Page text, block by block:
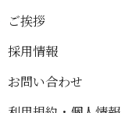
ご挨拶
採用情報
お問い合わせ